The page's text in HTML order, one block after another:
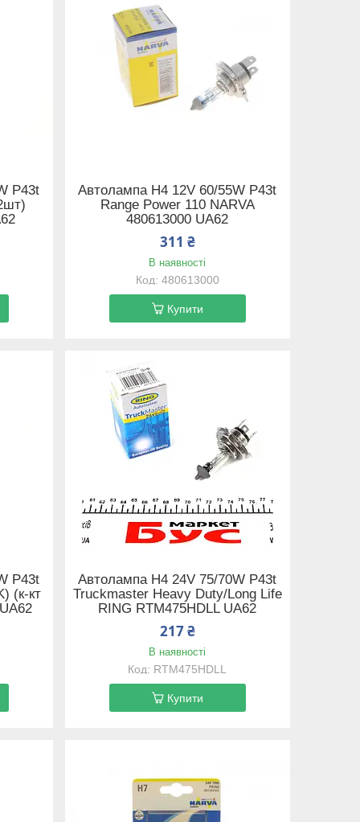
P43t
Автолампа H4 12V 60/55W P43t
Range Power 110 NARVA
480613000 UA62
311 ₴
В наявності
480613000
Купити
P43t
(к-кт
Автолампа H4 24V 75/70W P43t
Truckmaster Heavy Duty/Long Life
RING RTM475HDLL UA62
217 ₴
В наявності
RTM475HDLL
Купити